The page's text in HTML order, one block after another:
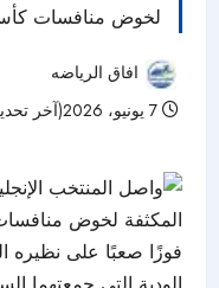
لخوض منافسات كأس
افاق الرياضه
7 يونيو، 2026(آخر تحديث:7 يونيو، 2026)